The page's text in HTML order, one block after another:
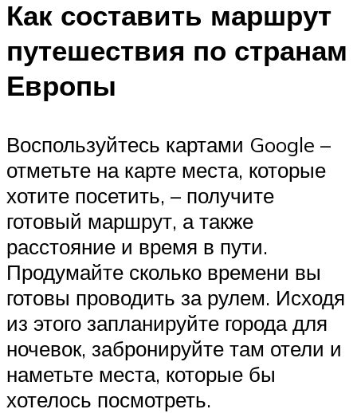
Как составить маршрут
путешествия по странам
Европы
Воспользуйтесь картами Google –
отметьте на карте места, которые
хотите посетить, – получите
готовый маршрут, а также
расстояние и время в пути.
Продумайте сколько времени вы
готовы проводить за рулем. Исходя
из этого запланируйте города для
ночевок, забронируйте там отели и
наметьте места, которые бы
хотелось посмотреть.